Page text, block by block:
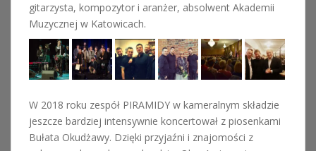
gitarzysta, kompozytor i aranżer, absolwent Akademii
Muzycznej w Katowicach.
W 2018 roku zespół PIRAMIDY w kameralnym składzie
jeszcze bardziej intensywnie koncertował z piosenkami
Bułata Okudżawy. Dzięki przyjaźni i znajomości z